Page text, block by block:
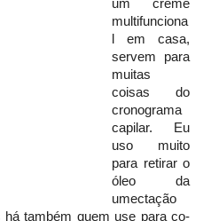
um creme
multifunciona
l em casa,
servem para
muitas
coisas do
cronograma
capilar. Eu
uso muito
para retirar o
óleo da
umectação
há também quem use para co-